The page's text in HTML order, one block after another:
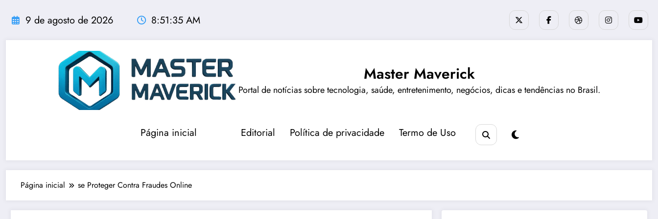
para
conteúdo
9 de agosto de 2026 8:51:36 AM
Master Maverick
Portal de notícias sobre tecnologia, saúde, entretenimento, negócios, dicas e tendências no Brasil.
Página inicial Editorial Política de privacidade Termo de Uso
Página inicial se Proteger Contra Fraudes Online